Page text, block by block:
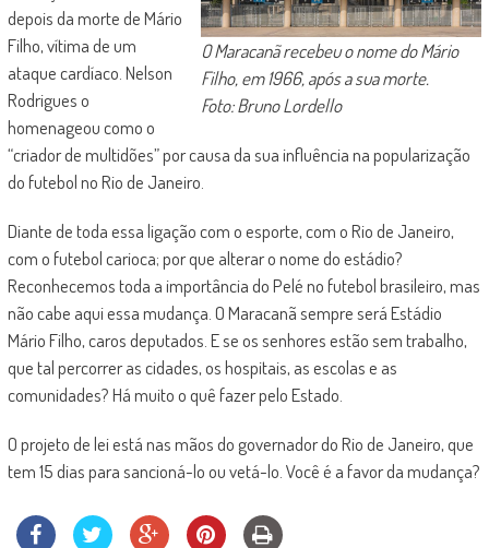
O Maracanã recebeu o nome do Mário
Filho, em 1966, após a sua morte.
Foto: Bruno Lordello
depois da morte de Mário
Filho, vítima de um
ataque cardíaco. Nelson
Rodrigues o
homenageou como o
“criador de multidões” por causa da sua influência na popularização
do futebol no Rio de Janeiro.
Diante de toda essa ligação com o esporte, com o Rio de Janeiro,
com o futebol carioca; por que alterar o nome do estádio?
Reconhecemos toda a importância do Pelé no futebol brasileiro, mas
não cabe aqui essa mudança. O Maracanã sempre será Estádio
Mário Filho, caros deputados. E se os senhores estão sem trabalho,
que tal percorrer as cidades, os hospitais, as escolas e as
comunidades? Há muito o quê fazer pelo Estado.
O projeto de lei está nas mãos do governador do Rio de Janeiro, que
tem 15 dias para sancioná-lo ou vetá-lo. Você é a favor da mudança?